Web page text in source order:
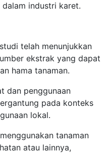
industri karet.
telah menunjukkan
ekstrak yang dapat
hama tanaman.
dan penggunaan
pada konteks
lokal.
tanaman
atau lainnya,